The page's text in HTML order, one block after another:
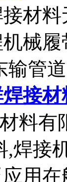
材
械
输管
接
有
,焊接
用